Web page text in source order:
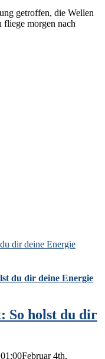
getroffen, die Wellen
fliege morgen nach
dir deine Energie
du dir deine Energie
So holst du dir
Februar 4th,